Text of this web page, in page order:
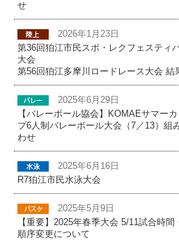
せ
2026年1月23日
第36回狛江市民スポ・レクフェスティ
大会
第56回狛江多摩川ロードレース大会 結
2025年6月29日
【バレーボール協会】KOMAEサマーカ
プ6人制バレーボール大会（7／13）組
わせ
2025年6月16日
R7狛江市民水泳大会
2025年5月9日
【重要】2025年春季大会 5/11試合時間
順序変更について